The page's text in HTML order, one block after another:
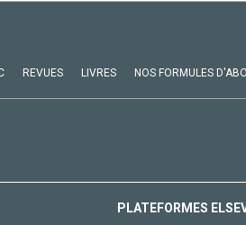
REVUES LIVRES NOS FORMULES
PLATEFORMES